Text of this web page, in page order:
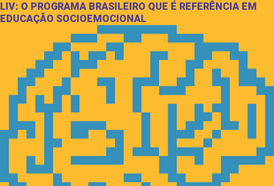
LIV: O PROGRAMA BRASILEIRO QUE É REFERÊNCIA EM
EDUCAÇÃO SOCIOEMOCIONAL